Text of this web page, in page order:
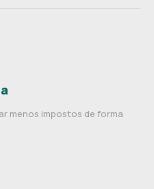
menos impostos de forma